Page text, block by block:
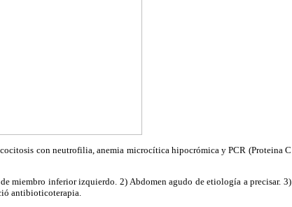
con neutrofilia, anemia microcítica hipocrómica y PCR (Proteina C
miembro inferior izquierdo. 2) Abdomen agudo de etiología a precisar. 3)
antibioticoterapia.